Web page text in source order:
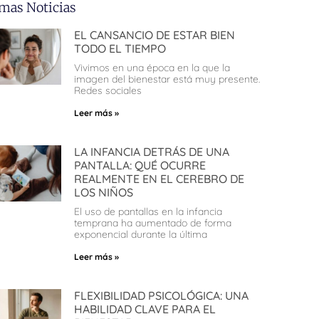
Noticias
EL CANSANCIO DE ESTAR BIEN
TODO EL TIEMPO
Vivimos en una época en la que la
imagen del bienestar está muy presente.
Redes sociales
Leer más »
LA INFANCIA DETRÁS DE UNA
PANTALLA: QUÉ OCURRE
REALMENTE EN EL CEREBRO DE
LOS NIÑOS
El uso de pantallas en la infancia
temprana ha aumentado de forma
exponencial durante la última
Leer más »
FLEXIBILIDAD PSICOLÓGICA: UNA
HABILIDAD CLAVE PARA EL